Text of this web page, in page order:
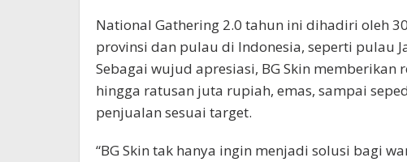
National Gathering 2.0 tahun ini dihadiri oleh
provinsi dan pulau di Indonesia, seperti pulau
Sebagai wujud apresiasi, BG Skin
hingga ratusan juta rupiah, emas, sampai
penjualan sesuai target.
“BG Skin tak hanya ingin menjadi solusi bagi